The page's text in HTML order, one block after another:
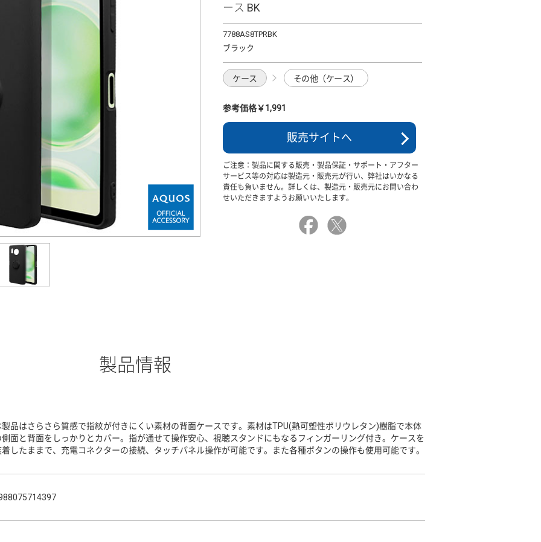
ース BK
7788AS8TPRBK
ブラック
ケース その他（ケース）
参考価格￥1,991
販売サイトへ
ご注意：製品に関する販売・製品保証・サポート・アフター
サービス等の対応は製造元・販売元が行い、弊社はいかなる
責任も負いません。詳しくは、製造元・販売元にお問い合わ
せいただきますようお願いいたします。
製品情報
製品はさらさら質感で指紋が付きにくい素材の背面ケースです。素材はTPU(熱可塑性ポリウレタン)樹脂で本体
側面と背面をしっかりとカバー。指が通せて操作安心、視聴スタンドにもなるフィンガーリング付き。ケースを
着したままで、充電コネクターの接続、タッチパネル操作が可能です。また各種ボタンの操作も使用可能です。